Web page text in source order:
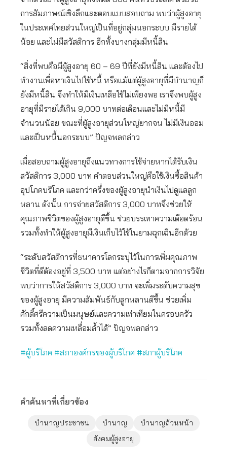
การสัมภาษณ์เชิงลึกและตอบแบบสอบถาม พบว่าผู้สูงอายุ
ในประเทศไทยส่วนใหญ่เป็นที่อยู่กลุ่มนอกระบบ มีรายได้
น้อย และไม่มีสวัสดิการ อีกทั้งบางกลุ่มมีหนี้สิน
“สิ่งที่พบคือมีผู้สูงอายุ 60 – 69 ปีที่ยังมีหนี้สิน และต้องไป
ทำงานเพื่อหาเงินไปใช้หนี้ หรือแม้แต่ผู้สูงอายุที่มีบำนาญก็
ยังมีหนี้สิน จึงทำให้มีเงินเหลือใช้ไม่เพียงพอ เราจึงพบผู้สูง
อายุที่มีรายได้เกิน 9,000 บาทต่อเดือนและไม่มีหนี้มี
จำนวนน้อย ขณะที่ผู้สูงอายุส่วนใหญ่ยากจน ไม่มีเงินออม
และเป็นหนี้นอกระบบ” ปัญจพลกล่าว
เมื่อสอบถามผู้สูงอายุถึงแนวทางการใช้จ่ายหากได้รับเงิน
สวัสดิการ 3,000 บาท คำตอบส่วนใหญ่คือใช้เงินซื้อสินค้า
อุปโภคบริโภค และกว่าครึ่งของผู้สูงอายุนำเงินไปดูแลลูก
หลาน ดังนั้น การจ่ายสวัสดิการ 3,000 บาทจึงช่วยให้
คุณภาพชีวิตของผู้สูงอายุดีขึ้น ช่วยบรรเทาความเดือดร้อน
รวมทั้งทำให้ผู้สูงอายุมีเงินเก็บไว้ใช้ในยามฉุกเฉินอีกด้วย
“ระดับสวัสดิการที่ธนาคารโลกระบุไว้ในการเพิ่มคุณภาพ
ชีวิตที่ดีต้องอยู่ที่ 3,500 บาท แต่อย่างไรก็ตามจากการวิจัย
พบว่าการให้สวัสดิการ 3,000 บาท จะเพิ่มระดับความสุข
ของผู้สูงอายุ มีความสัมพันธ์กับลูกหลานดีขึ้น ช่วยเพิ่ม
ศักดิ์ศรีความเป็นมนุษย์และความเท่าเทียมในครอบครัว
รวมทั้งลดความเหลื่อมล้ำได้” ปัญจพลกล่าว
#ผู้บริโภค #สภาองค์กรของผู้บริโภค #สภาผู้บริโภค
คำค้นหาที่เกี่ยวข้อง
บำนาญประชาชน บำนาญ
บำนาญถ้วนหน้า
สังคมผู้สูงอายุ